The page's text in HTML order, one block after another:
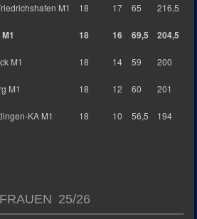
M1 18 17 65 216,5
18 16 69,5 204,5
M1 18 14 59 200
M1 18 12 60 201
KA M1 18 10 56,5 194
25/26